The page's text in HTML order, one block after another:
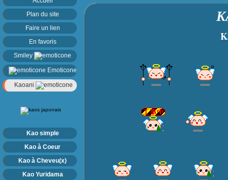
Plan du site
Faire un lien
En favoris
Smiley
Emoticone
Kaoani
Kao simple
Kao à Coeur
Kao à Cheveu(x)
Kao Yuridama